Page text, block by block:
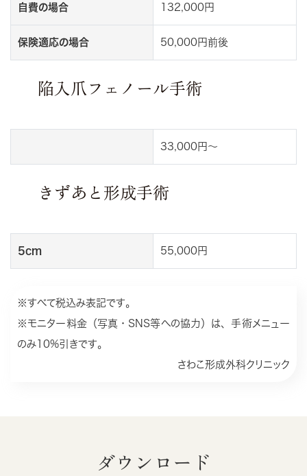
自費の場合 132,000円
保険適応の場合 50,000円前後
陥入爪フェノール手術
33,000円～
きずあと形成手術
5cm 55,000円
※すべて税込み表記です。
※モニター料金（写真・SNS等への協力）は、手術メニュー
のみ10%引きです。
さわこ形成外科クリニック
ダウンロード